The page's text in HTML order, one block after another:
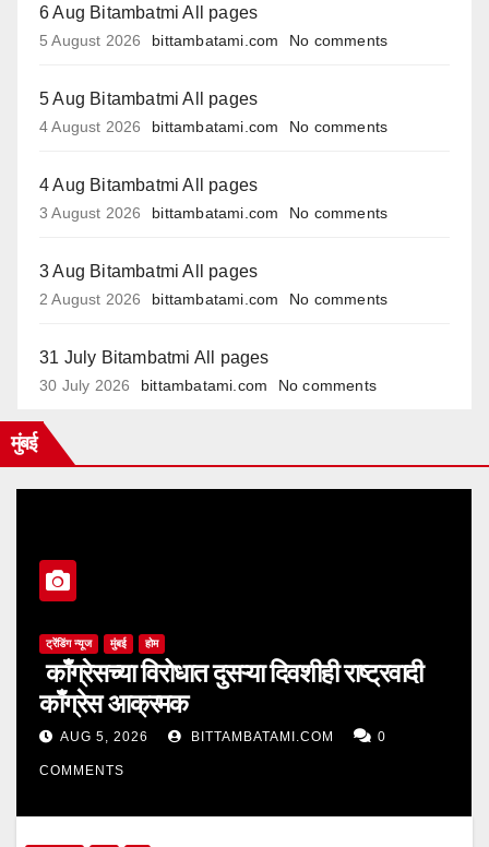
6 Aug Bitambatmi All pages
5 August 2026 bittambatami.com No comments
5 Aug Bitambatmi All pages
4 August 2026 bittambatami.com No comments
4 Aug Bitambatmi All pages
3 August 2026 bittambatami.com No comments
3 Aug Bitambatmi All pages
2 August 2026 bittambatami.com No comments
31 July Bitambatmi All pages
30 July 2026 bittambatami.com No comments
मुंबई
ट्रेंडिंग न्यूज मुंबई होम
काँग्रेसच्या विरोधात दुसऱ्या दिवशीही राष्ट्रवादी
काँग्रेस आक्रमक
AUG 5, 2026 BITTAMBATAMI.COM 0
COMMENTS